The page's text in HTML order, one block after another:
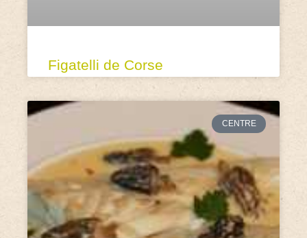
Figatelli de Corse
CENTRE